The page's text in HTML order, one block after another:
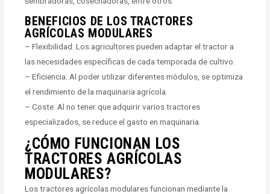
BENEFICIOS DE LOS TRACTORES
AGRÍCOLAS MODULARES
– Flexibilidad: Los agricultores pueden adaptar el tractor a
las necesidades específicas de cada temporada de cultivo.
– Eficiencia: Al poder utilizar diferentes módulos, se optimiza
el rendimiento de la maquinaria agrícola.
– Coste: Al no tener que adquirir varios tractores
especializados, se reduce el gasto en maquinaria.
¿CÓMO FUNCIONAN LOS
TRACTORES AGRÍCOLAS
MODULARES?
Los tractores agrícolas modulares funcionan mediante la